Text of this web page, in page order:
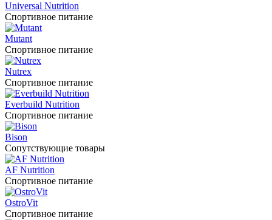
Universal Nutrition
Спортивное питание
Mutant
Спортивное питание
Nutrex
Спортивное питание
Everbuild Nutrition
Спортивное питание
Bison
Сопутствующие товары
AF Nutrition
Спортивное питание
OstroVit
Спортивное питание